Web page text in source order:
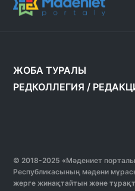
ЖОБА ТУРАЛЫ
РЕДКОЛЛЕГИЯ /
© 2018-2025 «Мәдениет
Республикасының мәдени
жерге жинақтайтын және